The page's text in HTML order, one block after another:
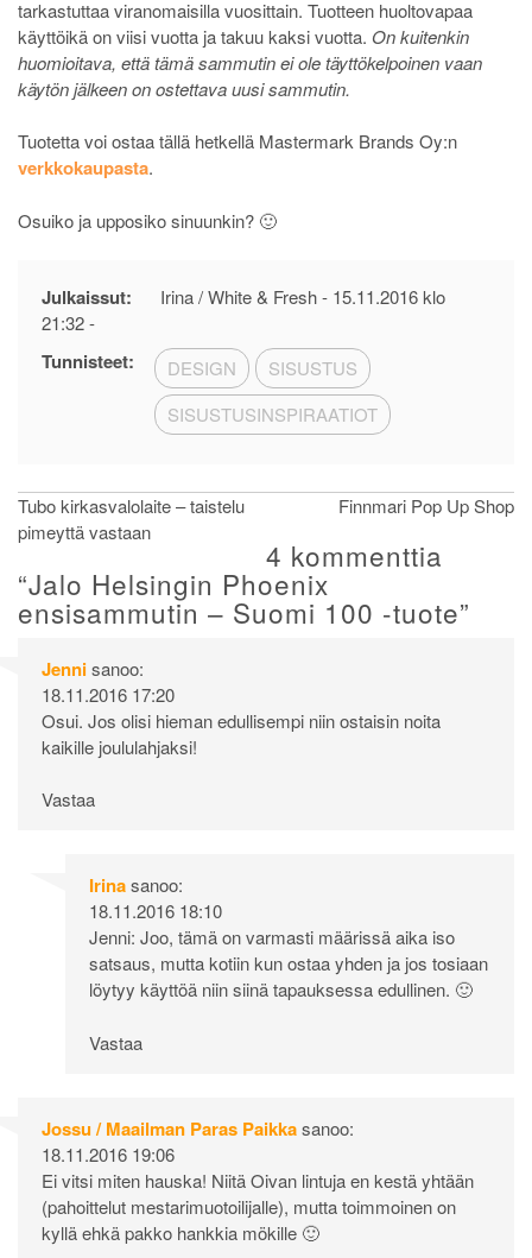
tarkastuttaa viranomaisilla vuosittain. Tuotteen huoltovapaa
käyttöikä on viisi vuotta ja takuu kaksi vuotta. On kuitenkin
huomioitava, että tämä sammutin ei ole täyttökelpoinen vaan
käytön jälkeen on ostettava uusi sammutin.
Tuotetta voi ostaa tällä hetkellä Mastermark Brands Oy:n
verkkokaupasta.
Osuiko ja upposiko sinuunkin? 🙂
Julkaissut: Irina / White & Fresh - 15.11.2016 klo
21:32-
Tunnisteet: DESIGN
SISUSTUS
SISUSTUSINSPIRAATIOT
Artikkelien
selaus
Tubo kirkasvalolaite – taistelu
pimeyttä vastaan
Finnmari Pop Up Shop
4 kommenttia
“Jalo Helsingin Phoenix
ensisammutin – Suomi 100 -tuote”
Jennisanoo:
18.11.2016 17:20
Osui. Jos olisi hieman edullisempi niin ostaisin noita
kaikille joululahjaksi!
Vastaa
Irinasanoo:
18.11.2016 18:10
Jenni: Joo, tämä on varmasti määrissä aika iso
satsaus, mutta kotiin kun ostaa yhden ja jos tosiaan
löytyy käyttöä niin siinä tapauksessa edullinen. 🙂
Vastaa
Jossu / Maailman Paras Paikkasanoo:
18.11.2016 19:06
Ei vitsi miten hauska! Niitä Oivan lintuja en kestä yhtään
(pahoittelut mestarimuotoilijalle), mutta toimmoinen on
kyllä ehkä pakko hankkia mökille 🙂